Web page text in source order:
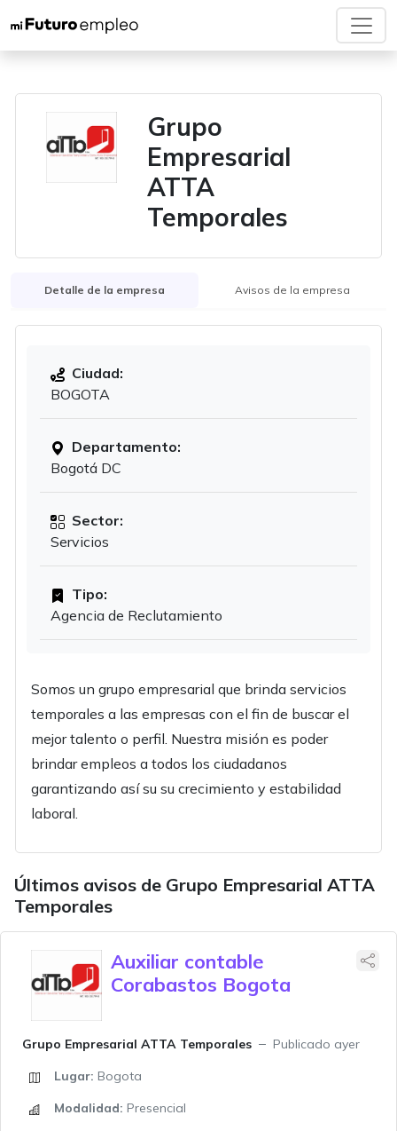
Grupo
Empresarial
ATTA
Temporales
Detalle de la empresa Avisos de la empresa
Ciudad:
BOGOTA
Departamento:
Bogotá DC
Sector:
Servicios
Tipo:
Agencia de Reclutamiento
Somos un grupo empresarial que brinda servicios
temporales a las empresas con el fin de buscar el
mejor talento o perfil. Nuestra misión es poder
brindar empleos a todos los ciudadanos
garantizando así su su crecimiento y estabilidad
laboral.
Últimos avisos de Grupo Empresarial ATTA
Temporales
Auxiliar contable
Corabastos Bogota
Grupo Empresarial ATTA Temporales
Publicado ayer
Lugar: Bogota
Modalidad: Presencial